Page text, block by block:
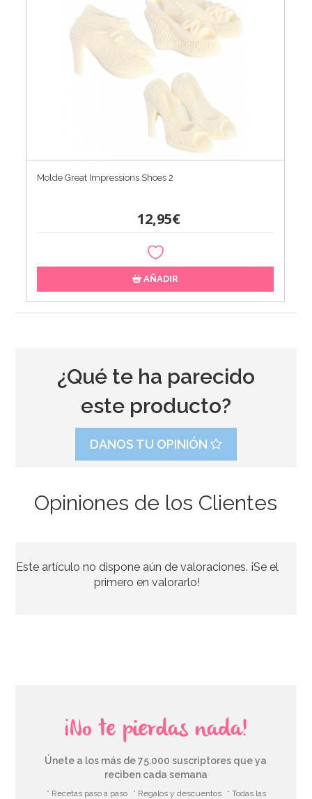
Molde Great Impressions Shoes 2
12,95€
AÑADIR
7,95€
¿Qué te ha parecido
este producto?
DANOS TU OPINIÓN
Opiniones de los Clientes
Este artículo no dispone aún de valoraciones. ¡Se el
primero en valorarlo!
¡No te pierdas nada!
Únete a los más de 75.000 suscriptores que ya
reciben cada semana
* Recetas paso a paso * Regalos y descuentos
* Todas las